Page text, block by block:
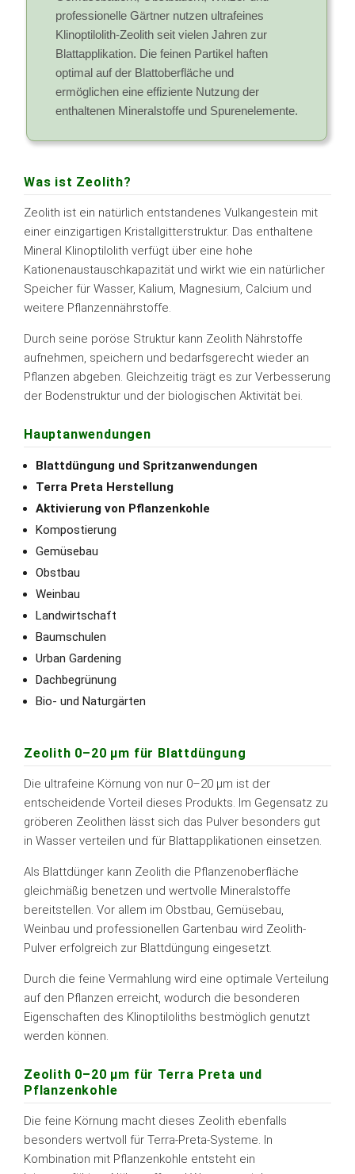
professionelle Gärtner nutzen ultrafeines
Klinoptilolith-Zeolith seit vielen Jahren zur
Blattapplikation. Die feinen Partikel haften
optimal auf der Blattoberfläche und
ermöglichen eine effiziente Nutzung der
enthaltenen Mineralstoffe und Spurenelemente.
Was ist Zeolith?
Zeolith ist ein natürlich entstandenes Vulkangestein mit
einer einzigartigen Kristallgitterstruktur. Das enthaltene
Mineral Klinoptilolith verfügt über eine hohe
Kationenaustauschkapazität und wirkt wie ein natürlicher
Speicher für Wasser, Kalium, Magnesium, Calcium und
weitere Pflanzennährstoffe.
Durch seine poröse Struktur kann Zeolith Nährstoffe
aufnehmen, speichern und bedarfsgerecht wieder an
Pflanzen abgeben. Gleichzeitig trägt es zur Verbesserung
der Bodenstruktur und der biologischen Aktivität bei.
Hauptanwendungen
Blattdüngung und Spritzanwendungen
Terra Preta Herstellung
Aktivierung von Pflanzenkohle
Kompostierung
Gemüsebau
Obstbau
Weinbau
Landwirtschaft
Baumschulen
Urban Gardening
Dachbegrünung
Bio- und Naturgärten
Zeolith 0–20 µm für Blattdüngung
Die ultrafeine Körnung von nur 0–20 µm ist der
entscheidende Vorteil dieses Produkts. Im Gegensatz zu
gröberen Zeolithen lässt sich das Pulver besonders gut
in Wasser verteilen und für Blattapplikationen einsetzen.
Als Blattdünger kann Zeolith die Pflanzenoberfläche
gleichmäßig benetzen und wertvolle Mineralstoffe
bereitstellen. Vor allem im Obstbau, Gemüsebau,
Weinbau und professionellen Gartenbau wird Zeolith-
Pulver erfolgreich zur Blattdüngung eingesetzt.
Durch die feine Vermahlung wird eine optimale Verteilung
auf den Pflanzen erreicht, wodurch die besonderen
Eigenschaften des Klinoptiloliths bestmöglich genutzt
werden können.
Zeolith 0–20 µm für Terra Preta und
Pflanzenkohle
Die feine Körnung macht dieses Zeolith ebenfalls
besonders wertvoll für Terra-Preta-Systeme. In
Kombination mit Pflanzenkohle entsteht ein